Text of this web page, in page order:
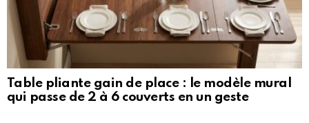
Table pliante gain de place : le modèle mural
qui passe de 2 à 6 couverts en un geste